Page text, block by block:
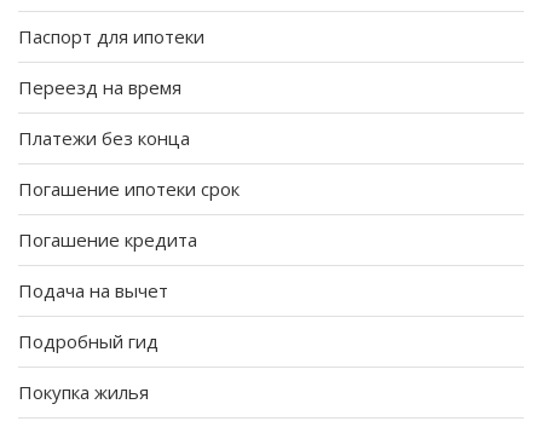
Паспорт для ипотеки
Переезд на время
Платежи без конца
Погашение ипотеки срок
Погашение кредита
Подача на вычет
Подробный гид
Покупка жилья